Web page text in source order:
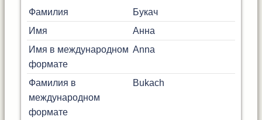
Фамилия
Букач
Имя
Анна
Имя в международном
формате
Anna
Фамилия в
международном
формате
Bukach